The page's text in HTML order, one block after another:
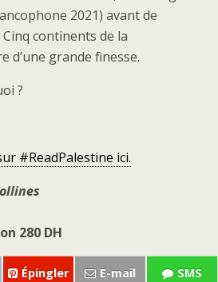
2021) avant de
continents de la
d’une grande finesse.
?
#ReadPalestine ici.
280 DH
Épingler E-mail SMS